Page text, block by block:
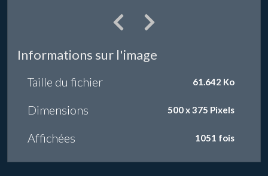
Informations sur l'image
Taille du fichier 61.642 Ko
Dimensions 500 x 375 Pixels
Affichées 1051 fois